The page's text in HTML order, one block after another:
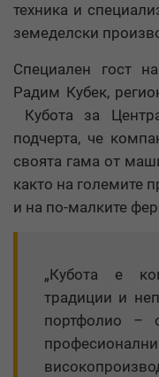
техника и
земеделски
Специален гост
Радим Кубек,
Кубота за
подчерта, че
своята гама от
както на големите
и на по-малките
„Кубота е
традиции и
портфолио –